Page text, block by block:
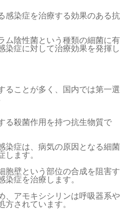
感染症を治療する効果のある抗
ム陰性菌という種類の細菌に有
染症に対して治療効果を発揮し
ることが多く、国内では第一選
る殺菌作用を持つ抗生物質で
染症は、病気の原因となる細菌
ます。
胞壁という部位の合成を阻害す
染症を治療します。
、アモキシシリンは呼吸器系や
されています。